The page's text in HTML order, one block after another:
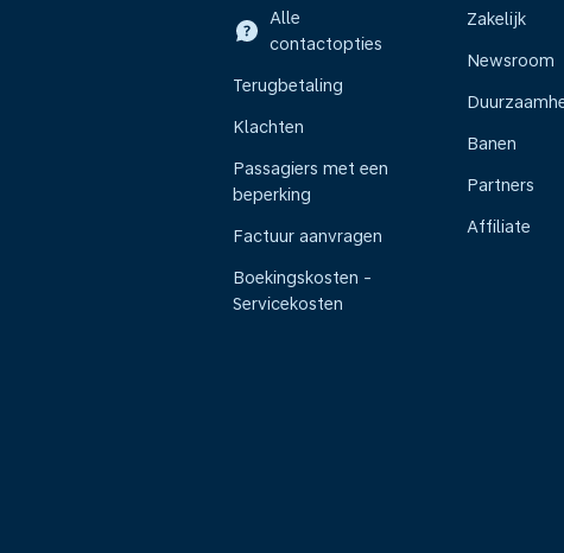
Alle
contactopties
Terugbetaling
Klachten
Passagiers met een
beperking
Factuur aanvragen
Boekingskosten -
Servicekosten
Zakelijk
Newsroom
Banen
Partners
Affiliate